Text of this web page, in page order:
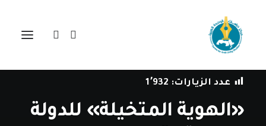
فيدراسات
عدد الزيارات: 1٬932
«الهوية المتخيلة» للدولة